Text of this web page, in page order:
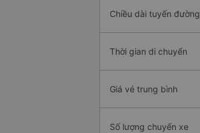
Chiều dài tuyến đường
Thời gian di chuyển
Giá vé trung bình
Số lượng chuyến xe